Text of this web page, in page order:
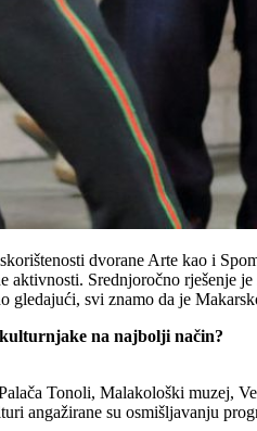
dvorane Arte kao i
Srednjoročno rješenje
svi znamo da je
na najbolji način?
Tonoli, Malakološki
angažirane su osmišljavanju